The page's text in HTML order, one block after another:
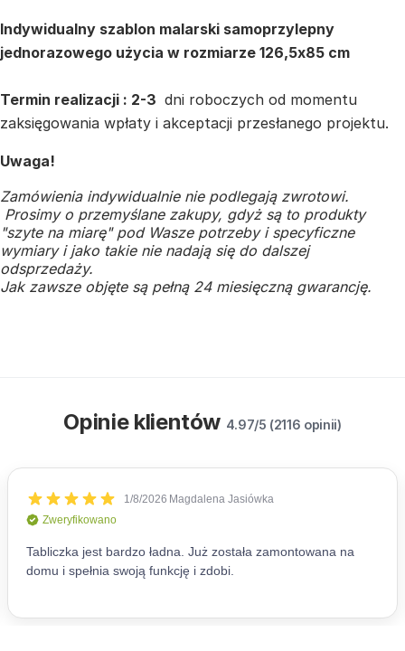
Indywidualny szablon malarski samoprzylepny
jednorazowego użycia w rozmiarze 126,5x85 cm
Termin realizacji : 2-3 dni roboczych od momentu
zaksięgowania wpłaty i akceptacji przesłanego projektu.
Uwaga!
Zamówienia indywidualnie nie podlegają zwrotowi.
Prosimy o przemyślane zakupy, gdyż są to produkty
"szyte na miarę" pod Wasze potrzeby i specyficzne
wymiary i jako takie nie nadają się do dalszej
odsprzedaży.
Jak zawsze objęte są pełną 24 miesięczną gwarancję.
Opinie klientów 4.97/5 (2116 opinii)